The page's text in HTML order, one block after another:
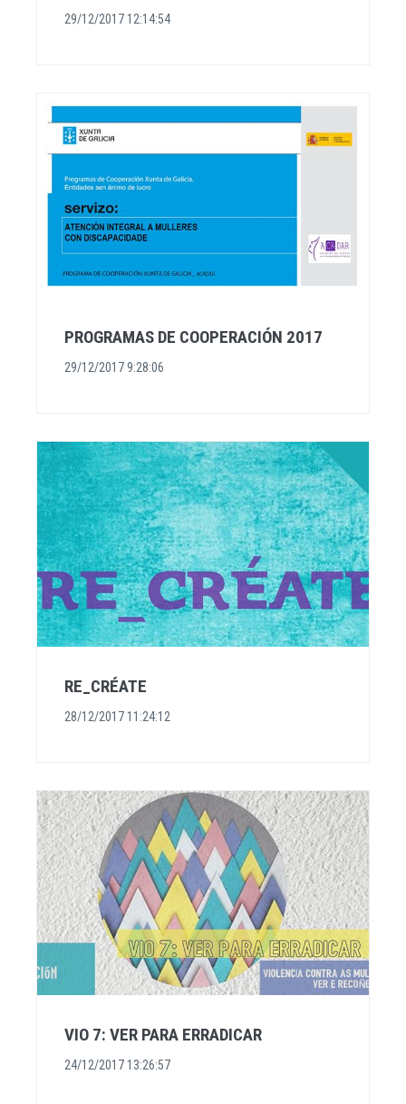
29/12/2017 12:14:54
PROGRAMAS DE COOPERACIÓN 2017
29/12/2017 9:28:06
RE_CRÉATE
28/12/2017 11:24:12
VIO 7: VER PARA ERRADICAR
24/12/2017 13:26:57